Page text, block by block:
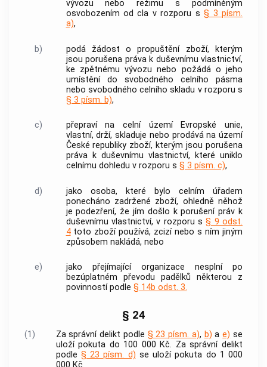
vývozu nebo režimu s podmíněným
osvobozením od cla v rozporu s§ 3 písm.
a),
b)
podá žádost o propuštění zboží, kterým
jsou porušena práva k duševnímu vlastnictví,
ke zpětnému vývozu nebo požádá o jeho
umístění do svobodného celního pásma
nebo svobodného celního skladu v rozporu s
§ 3 písm. b),
c)
přepraví na celní území Evropské unie,
vlastní, drží, skladuje nebo prodává na území
České republiky zboží, kterým jsou porušena
práva k duševnímu vlastnictví, které uniklo
celnímu dohledu v rozporu s § 3 písm. c),
d)
jako osoba, které bylo celním úřadem
ponecháno zadržené zboží, ohledně něhož
je podezření, že jím došlo k porušení práv k
duševnímu vlastnictví, v rozporu s§ 9 odst.
4toto zboží používá, zcizí nebo s ním jiným
způsobem nakládá, nebo
e)
jako přejímající organizace nesplní po
bezúplatném převodu padělků některou z
povinností podle § 14b odst. 3.
§ 24
(1) Za správní delikt podle § 23 písm. a), b) ae) se
uloží pokuta do 100 000 Kč. Za správní delikt
podle § 23 písm. d) se uloží pokuta do 1 000
000 Kč.